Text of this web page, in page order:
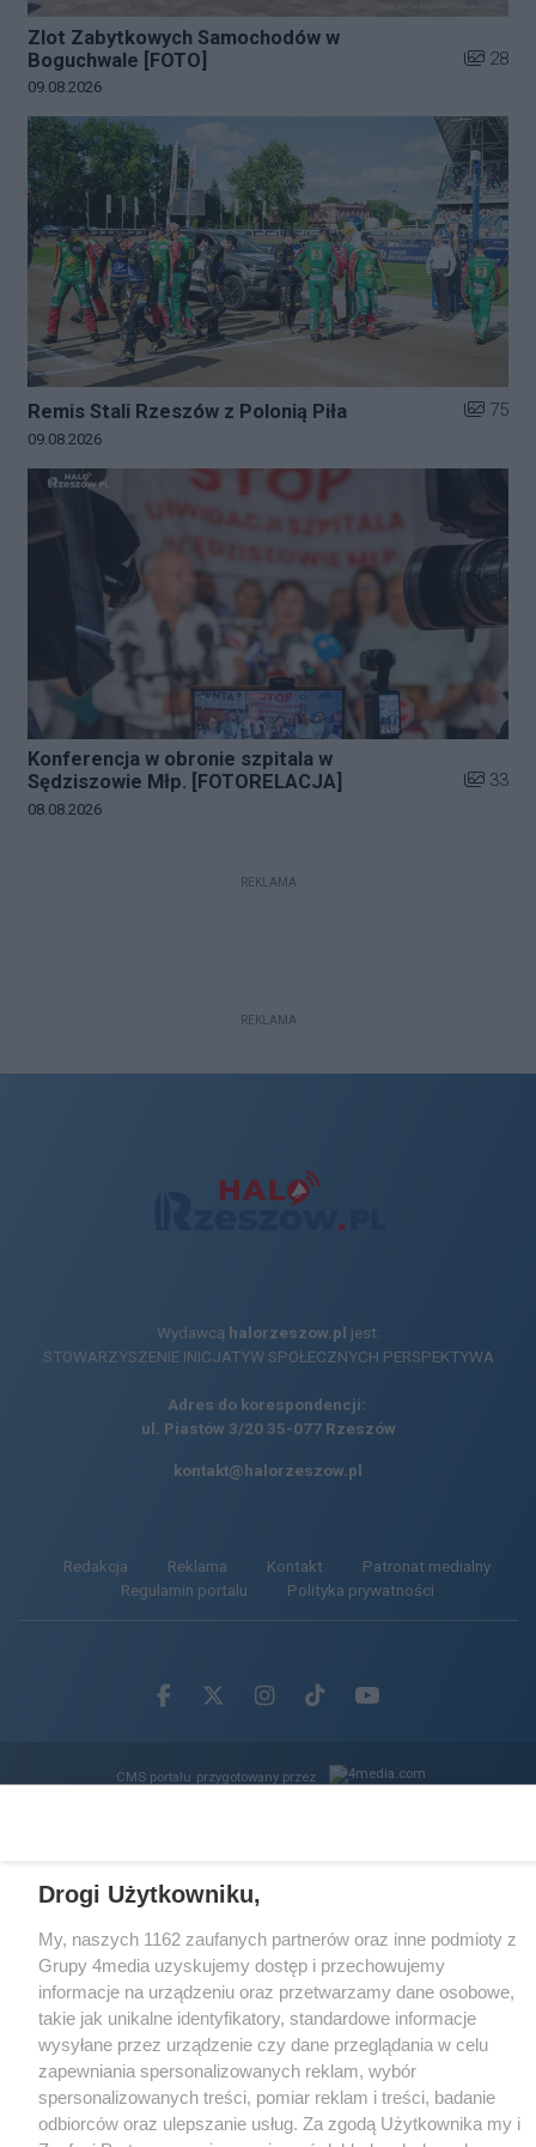
Zlot Zabytkowych Samochodów w
Boguchwale [FOTO]
Liczba
28
Data dodania galerii:
09.08.2026
Remis Stali Rzeszów z Polonią Piła Liczba
75
Data dodania galerii:
09.08.2026
Konferencja w obronie szpitala w
Sędziszowie Młp. [FOTORELACJA]
Liczba
33
Data dodania galerii:
08.08.2026
REKLAMA
REKLAMA
Wydawcą halorzeszow.pl jest:
STOWARZYSZENIE INICJATYW SPOŁECZNYCH PERSPEKTYWA
Adres do korespondencji:
ul. Piastów 3/20 35-077 Rzeszów
kontakt@halorzeszow.pl
Redakcja Reklama Kontakt
Patronat medialny
Regulamin portalu
Polityka prywatności
Facebook.com
X.comInstagram.com
Tiktok.comYoutube.com
CMS portalu przygotowany przez
Drogi Użytkowniku,
My, naszych 1162 zaufanych partnerów oraz inne podmioty z
Grupy 4media uzyskujemy dostęp i przechowujemy
informacje na urządzeniu oraz przetwarzamy dane osobowe,
takie jak unikalne identyfikatory, standardowe informacje
wysyłane przez urządzenie czy dane przeglądania w celu
zapewniania spersonalizowanych reklam, wybór
spersonalizowanych treści, pomiar reklam i treści, badanie
odbiorców oraz ulepszanie usług. Za zgodą Użytkownika my i